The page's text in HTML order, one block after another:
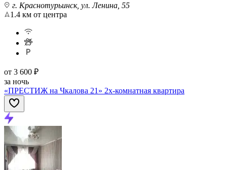
г. Краснотурьинск, ул. Ленина, 55
1.4 км от центра
от 3 600 ₽
за ночь
«ПРЕСТИЖ на Чкалова 21» 2х-комнатная квартира